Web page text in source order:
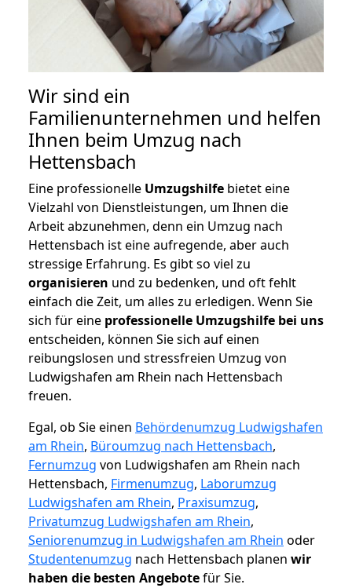
Wir sind ein
Familienunternehmen und helfen
Ihnen beim Umzug nach
Hettensbach
Eine professionelle Umzugshilfe bietet eine
Vielzahl von Dienstleistungen, um Ihnen die
Arbeit abzunehmen, denn ein Umzug nach
Hettensbach ist eine aufregende, aber auch
stressige Erfahrung. Es gibt so viel zu
organisieren und zu bedenken, und oft fehlt
einfach die Zeit, um alles zu erledigen. Wenn Sie
sich für eine professionelle Umzugshilfe bei uns
entscheiden, können Sie sich auf einen
reibungslosen und stressfreien Umzug von
Ludwigshafen am Rhein nach Hettensbach
freuen.
Egal, ob Sie einen Behördenumzug Ludwigshafen
am Rhein, Büroumzug nach Hettensbach,
Fernumzug von Ludwigshafen am Rhein nach
Hettensbach, Firmenumzug, Laborumzug
Ludwigshafen am Rhein, Praxisumzug,
Privatumzug Ludwigshafen am Rhein,
Seniorenumzug in Ludwigshafen am Rhein oder
Studentenumzug nach Hettensbach planen wir
haben die besten Angebotefür Sie.